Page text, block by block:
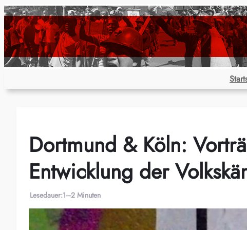
Zum
Inhalt
springen
Dortmund & Köln:
Entwicklung der
Lesedauer:1–2 Minuten